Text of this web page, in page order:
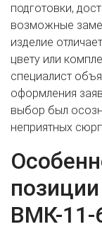
ВАШЕ ИМЯ
ВАШ ТЕЛЕФОН
подготовки,
возможные
изделие
цвету или
специалист
оформления
выбор был
неприятных
позиции
ВМК-11-